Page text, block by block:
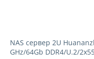
NAS сервер 2U
GHz/64Gb DDR4/U.2/